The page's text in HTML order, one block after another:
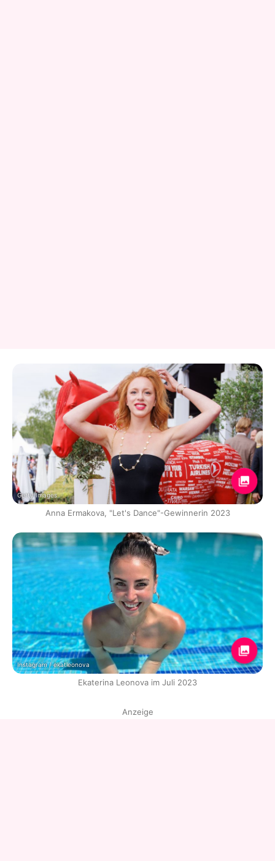
Getty Images
Anna Ermakova, "Let's Dance"-Gewinnerin 2023
Instagram / ekatleonova
Ekaterina Leonova im Juli 2023
Anzeige